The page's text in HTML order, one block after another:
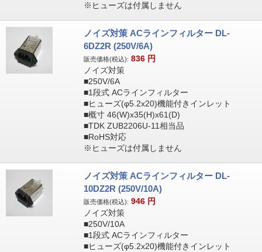
※ヒューズは付属しません
ノイズ対策 ACラインフィルター DL-
6DZ2R (250V/6A)
販売価格(税込): 836 円
ノイズ対策
■250V/6A
■1段式 ACラインフィルター
■ヒューズ(φ5.2x20)機能付きインレット
■概寸 46(W)x35(H)x61(D)
■TDK ZUB2206U-11相当品
■RoHS対応
※ヒューズは付属しません
ノイズ対策 ACラインフィルター DL-
10DZ2R (250V/10A)
販売価格(税込): 946 円
ノイズ対策
■250V/10A
■1段式 ACラインフィルター
■ヒューズ(φ5.2x20)機能付きインレット